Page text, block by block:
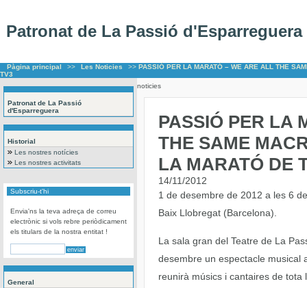
Patronat de La Passió d'Esparreguera
Pàgina principal >> Les Noticies >> PASSIÓ PER LA MARATÓ – WE ARE ALL THE
TV3
Patronat de La Passió
d'Esparreguera
Historial
Les nostres notícies
Les nostres activitats
Subscriu-t'hi
Envia'ns la teva adreça de correu
electrònic si vols rebre periòdicament
els titulars de la nostra entitat !
General
noticies
PASSIÓ PER LA
THE SAME
LA MARATÓ DE
14/11/2012
1 de desembre de 2012 a les 6
Baix Llobregat (Barcelona).
La sala gran del Teatre de La
desembre un espectacle musical
reunirà músics i cantaires de